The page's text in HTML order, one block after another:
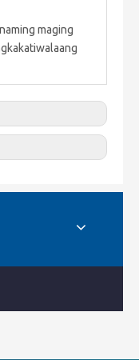
maging